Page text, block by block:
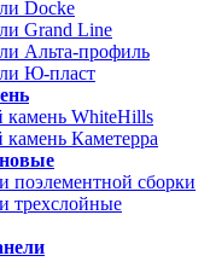
Docke
Grand Line
Альта-профиль
Ю-пласт
камень WhiteHills
Каметерра
поэлементной сборки
трехслойные